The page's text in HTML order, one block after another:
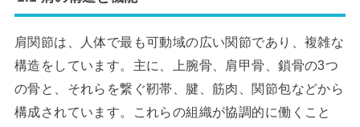
肩関節は、人体で最も可動域の広い関節であり、複雑な
構造をしています。主に、上腕骨、肩甲骨、鎖骨の3つ
の骨と、それらを繋ぐ靭帯、腱、筋肉、関節包などから
構成されています。これらの組織が協調的に働くこと